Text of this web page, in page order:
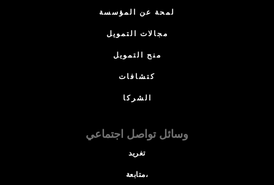
لمحة عن المؤسسة
مجالات التمويل
منح التمويل
كتشافات
الشركا
وسائل تواصل اجتماعي
تغريد
متابعة،